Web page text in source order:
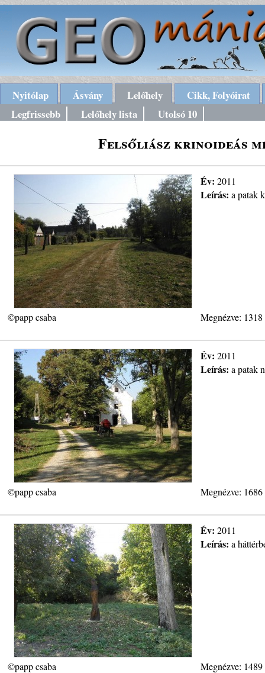
Nyitólap Ásvány Lelőhely
Cikk, Folyóirat
Legfrissebb
Lelőhely lista Utolsó 10
Felsőliász krinoideás
Év: 2011
Leírás: a patak
©papp csaba Megnézve:
Év: 2011
Leírás: a patak
©papp csaba Megnézve:
Év: 2011
Leírás: a
©papp csaba Megnézve: